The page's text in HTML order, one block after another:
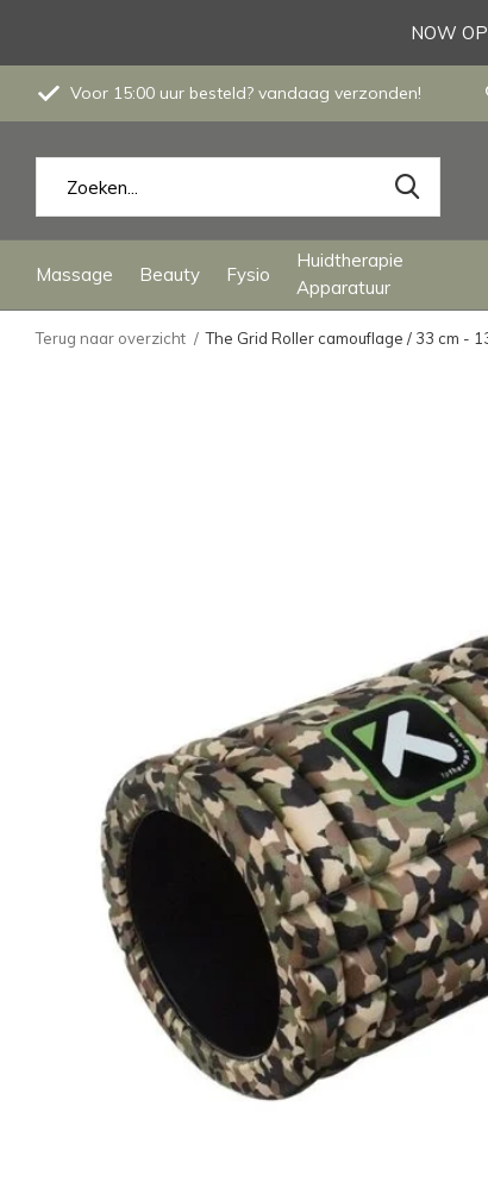
Massage Beauty Fysio
Huidtherapie
Apparatuur
Voor 15:00 uur besteld? vandaag verzonden!
NOW
Terug naar overzicht The Grid Roller camouflage / 33 cm -